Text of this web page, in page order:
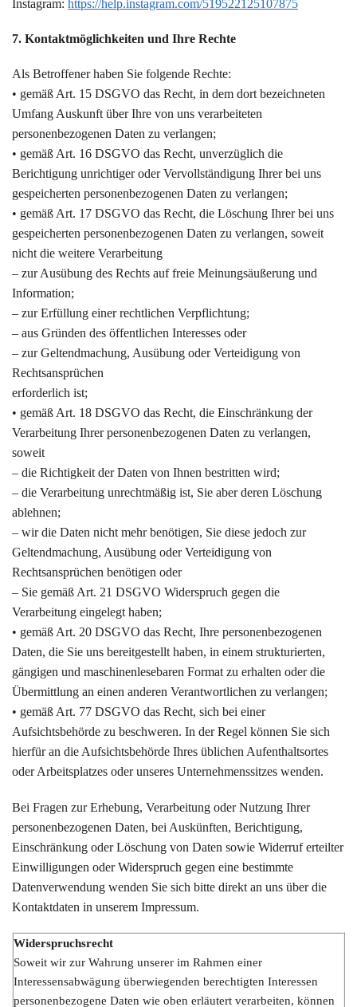
Instagram: https://help.instagram.com/519522125107875
7. Kontaktmöglichkeiten und Ihre Rechte
Als Betroffener haben Sie folgende Rechte:
• gemäß Art. 15 DSGVO das Recht, in dem dort bezeichneten
Umfang Auskunft über Ihre von uns verarbeiteten
personenbezogenen Daten zu verlangen;
• gemäß Art. 16 DSGVO das Recht, unverzüglich die
Berichtigung unrichtiger oder Vervollständigung Ihrer bei uns
gespeicherten personenbezogenen Daten zu verlangen;
• gemäß Art. 17 DSGVO das Recht, die Löschung Ihrer bei uns
gespeicherten personenbezogenen Daten zu verlangen, soweit
nicht die weitere Verarbeitung
– zur Ausübung des Rechts auf freie Meinungsäußerung und
Information;
– zur Erfüllung einer rechtlichen Verpflichtung;
– aus Gründen des öffentlichen Interesses oder
– zur Geltendmachung, Ausübung oder Verteidigung von
Rechtsansprüchen
erforderlich ist;
• gemäß Art. 18 DSGVO das Recht, die Einschränkung der
Verarbeitung Ihrer personenbezogenen Daten zu verlangen,
soweit
– die Richtigkeit der Daten von Ihnen bestritten wird;
– die Verarbeitung unrechtmäßig ist, Sie aber deren Löschung
ablehnen;
– wir die Daten nicht mehr benötigen, Sie diese jedoch zur
Geltendmachung, Ausübung oder Verteidigung von
Rechtsansprüchen benötigen oder
– Sie gemäß Art. 21 DSGVO Widerspruch gegen die
Verarbeitung eingelegt haben;
• gemäß Art. 20 DSGVO das Recht, Ihre personenbezogenen
Daten, die Sie uns bereitgestellt haben, in einem strukturierten,
gängigen und maschinenlesebaren Format zu erhalten oder die
Übermittlung an einen anderen Verantwortlichen zu verlangen;
• gemäß Art. 77 DSGVO das Recht, sich bei einer
Aufsichtsbehörde zu beschweren. In der Regel können Sie sich
hierfür an die Aufsichtsbehörde Ihres üblichen Aufenthaltsortes
oder Arbeitsplatzes oder unseres Unternehmenssitzes wenden.
Bei Fragen zur Erhebung, Verarbeitung oder Nutzung Ihrer
personenbezogenen Daten, bei Auskünften, Berichtigung,
Einschränkung oder Löschung von Daten sowie Widerruf erteilter
Einwilligungen oder Widerspruch gegen eine bestimmte
Datenverwendung wenden Sie sich bitte direkt an uns über die
Kontaktdaten in unserem Impressum.
Widerspruchsrecht
Soweit wir zur Wahrung unserer im Rahmen einer
Interessensabwägung überwiegenden berechtigten Interessen
personenbezogene Daten wie oben erläutert verarbeiten, können